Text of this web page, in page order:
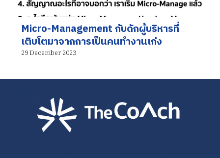
Micro-Management กับดักผู้บริหารที่
เติบโตมาจากการเป็นคนทำงานเก่ง
29 December 2023